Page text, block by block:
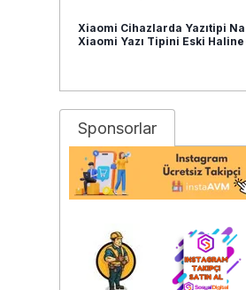
Xiaomi Cihazlarda Yazıtipi
Xiaomi Yazı Tipini Eski
Sponsorlar